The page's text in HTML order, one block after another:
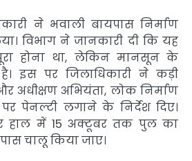
ने भवाली बायपास निर्माण
विभाग ने जानकारी दी कि यह
होना था, लेकिन मानसून के
इस पर जिलाधिकारी ने कड़ी
अधीक्षण अभियंता, लोक निर्माण
पेनल्टी लगाने के निर्देश दिए।
हाल में 15 अक्टूबर तक पुल का
चालू किया जाए।